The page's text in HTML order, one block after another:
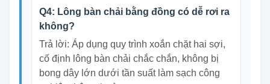
Q4: Lông bàn chải bằng đồng có dễ rơi ra
không?
Trả lời: Áp dụng quy trình xoắn chặt hai sợi,
cố định lông bàn chải chắc chắn, không bị
bong dây lớn dưới tần suất làm sạch công